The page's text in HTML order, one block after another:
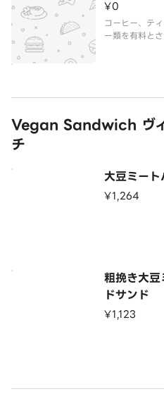
¥0
コーヒー、テ
ー類を有料とさ
Vegan Sandwich ヴ
チ
大豆ミー
¥1,264
粗挽き大
ドサンド
¥1,123